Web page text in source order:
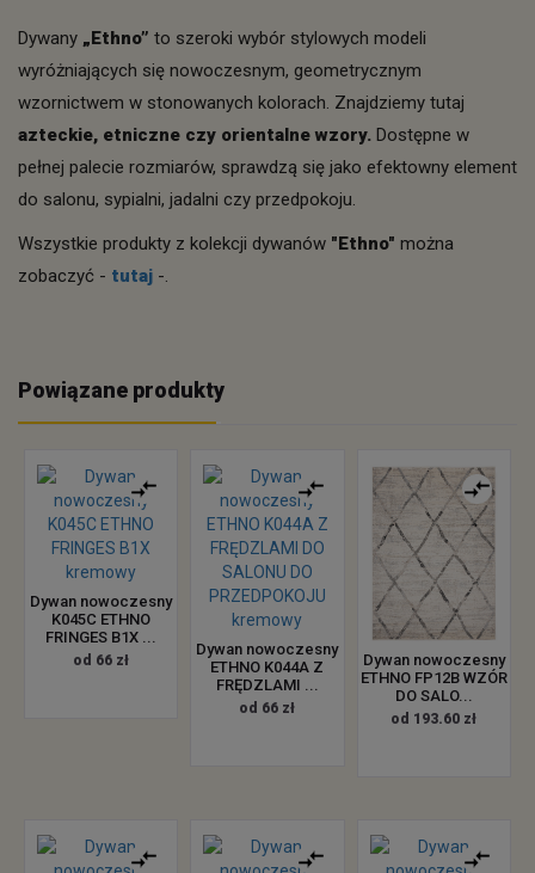
Dywany „Ethno” to szeroki wybór stylowych modeli
wyróżniających się nowoczesnym, geometrycznym
wzornictwem w stonowanych kolorach. Znajdziemy tutaj
azteckie, etniczne czy orientalne wzory. Dostępne w
pełnej palecie rozmiarów, sprawdzą się jako efektowny element
do salonu, sypialni, jadalni czy przedpokoju.
Wszystkie produkty z kolekcji dywanów "Ethno" można
zobaczyć - tutaj -.
Powiązane produkty
Dywan nowoczesny
K045C ETHNO
FRINGES B1X ...
od 66 zł
Dywan nowoczesny
ETHNO K044A Z
FRĘDZLAMI ...
od 66 zł
Dywan nowoczesny
ETHNO FP12B WZÓR
DO SALO...
od 193.60 zł